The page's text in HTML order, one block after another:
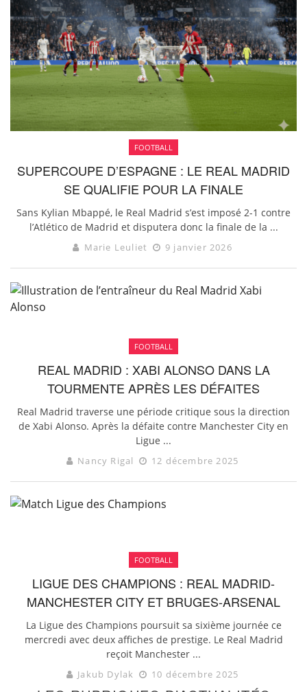
FOOTBALL
SUPERCOUPE D’ESPAGNE : LE REAL MADRID
SE QUALIFIE POUR LA FINALE
Sans Kylian Mbappé, le Real Madrid s’est imposé 2-1 contre
l’Atlético de Madrid et disputera donc la finale de la ...
Marie Leuliet 9 janvier 2026
FOOTBALL
REAL MADRID : XABI ALONSO DANS LA
TOURMENTE APRÈS LES DÉFAITES
Real Madrid traverse une période critique sous la direction
de Xabi Alonso. Après la défaite contre Manchester City en
Ligue ...
Nancy Rigal 12 décembre 2025
FOOTBALL
LIGUE DES CHAMPIONS : REAL MADRID-
MANCHESTER CITY ET BRUGES-ARSENAL
La Ligue des Champions poursuit sa sixième journée ce
mercredi avec deux affiches de prestige. Le Real Madrid
reçoit Manchester ...
Jakub Dylak 10 décembre 2025